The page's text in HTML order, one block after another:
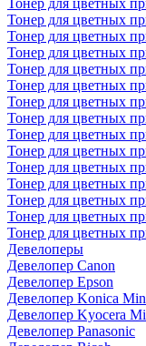
Тонер для цветных
Тонер для цветных
Тонер для цветных
Тонер для цветных
Тонер для цветных
Тонер для цветных
Тонер для цветных
Тонер для цветных
Тонер для цветных
Тонер для цветных
Тонер для цветных
Тонер для цветных
Тонер для цветных
Тонер для цветных
Тонер для цветных
Девелоперы
Девелопер Canon
Девелопер Epson
Девелопер Konica
Девелопер Kyocera
Девелопер Panasonic